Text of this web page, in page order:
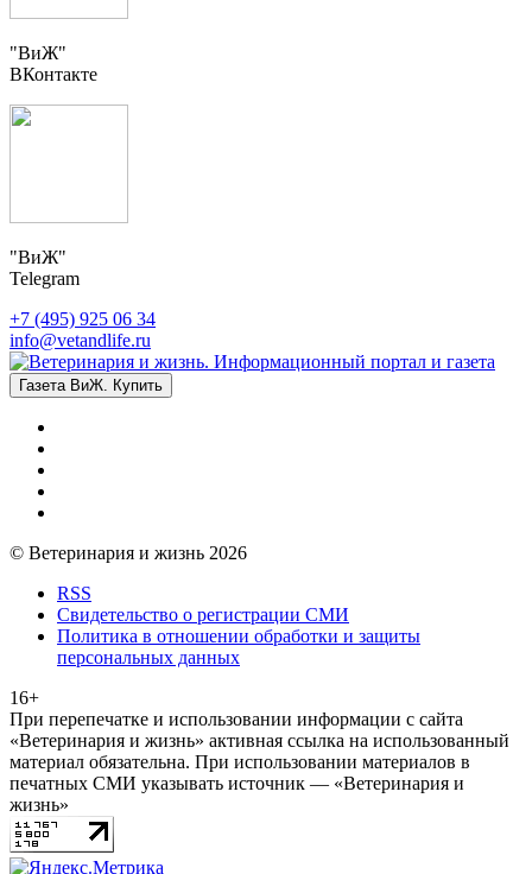
"ВиЖ"
ВКонтакте
"ВиЖ"
Telegram
+7 (495) 925 06 34
info@vetandlife.ru
Газета ВиЖ. Купить
© Ветеринария и жизнь 2026
RSS
Свидетельство о регистрации СМИ
Политика в отношении обработки и защиты
персональных данных
16+
При перепечатке и использовании информации с сайта
«Ветеринария и жизнь» активная ссылка на использованный
материал обязательна. При использовании материалов в
печатных СМИ указывать источник — «Ветеринария и
жизнь»